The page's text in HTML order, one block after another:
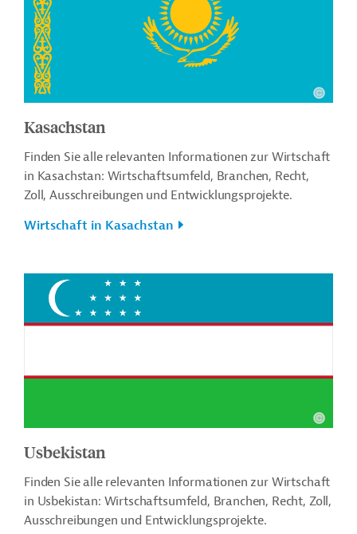
Kasachstan
Finden Sie alle relevanten Informationen zur Wirtschaft
in Kasachstan: Wirtschaftsumfeld, Branchen, Recht,
Zoll, Ausschreibungen und Entwicklungsprojekte.
Wirtschaft in Kasachstan
Usbekistan
Finden Sie alle relevanten Informationen zur Wirtschaft
in Usbekistan: Wirtschaftsumfeld, Branchen, Recht, Zoll,
Ausschreibungen und Entwicklungsprojekte.